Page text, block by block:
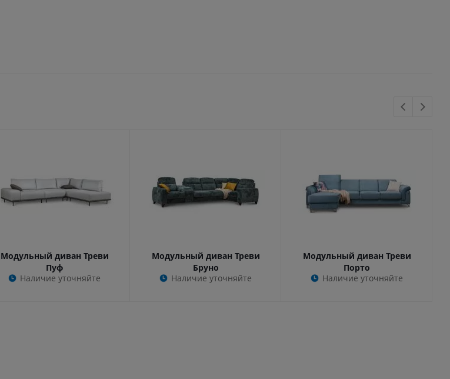
Модульный диван Треви
Пуф
Наличие уточняйте
Модульный диван Треви
Бруно
Наличие уточняйте
Модульный диван Треви
Порто
Наличие уточняйте